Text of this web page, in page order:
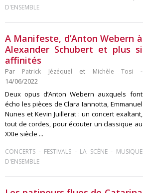
D'ENSEMBLE
A Manifeste, d’Anton Webern à
Alexander Schubert et plus si
affinités
Par Patrick Jézéquel et Michèle Tosi -
14/06/2022
Deux opus d’Anton Webern auxquels font
écho les pièces de Clara Iannotta, Emmanuel
Nunes et Kevin Juillerat : un concert exaltant,
tout de cordes, pour écouter un classique au
XXIe siècle ...
CONCERTS - FESTIVALS - LA SCÈNE- MUSIQUE
D'ENSEMBLE